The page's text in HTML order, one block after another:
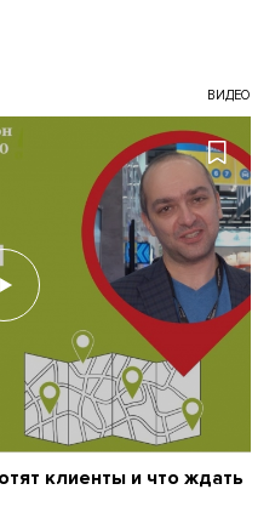
ВИДЕО
клиенты и что ждать